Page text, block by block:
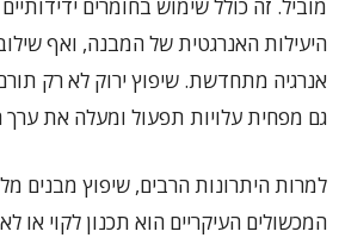
מוביל. זה כולל שימוש בחומרים
היעילות האנרגטית של המבנה, ואף
אנרגיה מתחדשת. שיפוץ ירוק לא רק
גם מפחית עלויות תפעול ומעלה את ערך
למרות היתרונות הרבים, שיפוץ מבנים
המכשולים העיקריים הוא תכנון לקוי או